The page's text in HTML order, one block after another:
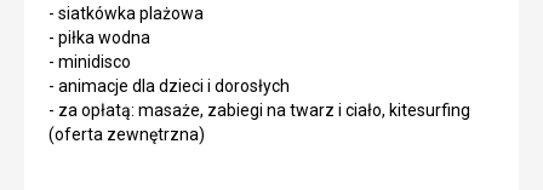
- siatkówka plażowa
- piłka wodna
- minidisco
- animacje dla dzieci i dorosłych
- za opłatą: masaże, zabiegi na twarz i ciało, kitesurfing
(oferta zewnętrzna)